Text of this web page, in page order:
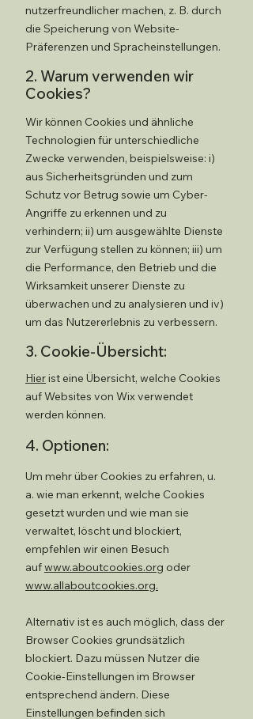
nutzerfreundlicher machen, z. B. durch
die Speicherung von Website-
Präferenzen und Spracheinstellungen.
2. Warum verwenden wir
Cookies?
Wir können Cookies und ähnliche
Technologien für unterschiedliche
Zwecke verwenden, beispielsweise: i)
aus Sicherheitsgründen und zum
Schutz vor Betrug sowie um Cyber-
Angriffe zu erkennen und zu
verhindern; ii) um ausgewählte Dienste
zur Verfügung stellen zu können; iii) um
die Performance, den Betrieb und die
Wirksamkeit unserer Dienste zu
überwachen und zu analysieren und iv)
um das Nutzererlebnis zu verbessern.
3. Cookie-Übersicht:
Hierist eine Übersicht, welche Cookies
auf Websites von Wix verwendet
werden können.
4. Optionen:
Um mehr über Cookies zu erfahren, u.
a. wie man erkennt, welche Cookies
gesetzt wurden und wie man sie
verwaltet, löscht und blockiert,
empfehlen wir einen Besuch
aufwww.aboutcookies.org oder
www.allaboutcookies.org.
Alternativ ist es auch möglich, dass der
Browser Cookies grundsätzlich
blockiert. Dazu müssen Nutzer die
Cookie-Einstellungen im Browser
entsprechend ändern. Diese
Einstellungen befinden sich